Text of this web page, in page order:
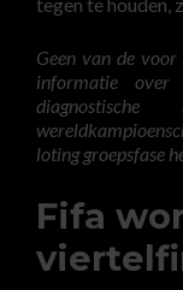
Geen van de
informatie over
diagnostische
loting groepsfase
Fifa